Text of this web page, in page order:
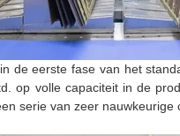
de eerste fase van het
op volle capaciteit in de
serie van zeer nauwkeurige